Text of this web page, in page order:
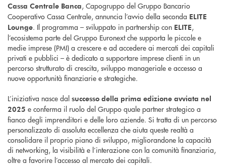
Cassa Centrale Banca, Capogruppo del Gruppo Bancario
Cooperativo Cassa Centrale, annuncia l’avvio della seconda ELITE
Lounge. Il programma – sviluppato in partnership con ELITE,
l’ecosistema parte del Gruppo Euronext che supporta le piccole e
medie imprese (PMI) a crescere e ad accedere ai mercati dei capitali
privati e pubblici – è dedicato a supportare imprese clienti in un
percorso strutturato di crescita, sviluppo manageriale e accesso a
nuove opportunità finanziarie e strategiche.
L’iniziativa nasce dal successo della prima edizione avviata nel
2025 e conferma il ruolo del Gruppo quale partner strategico a
fianco degli imprenditori e delle loro aziende. Si tratta di un percorso
personalizzato di assoluta eccellenza che aiuta queste realtà a
consolidare il proprio piano di sviluppo, migliorandone la capacità
di networking, la visibilità e l’interazione con la comunità finanziaria,
oltre a favorire l’accesso al mercato dei capitali.